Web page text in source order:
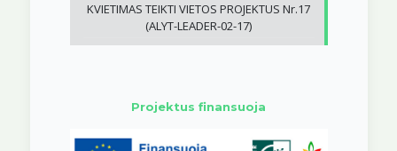
KVIETIMAS TEIKTI VIETOS PROJEKTUS Nr.17
(ALYT-LEADER-02-17)
Projektus finansuoja